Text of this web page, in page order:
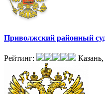
Приволжский районный
Рейтинг: